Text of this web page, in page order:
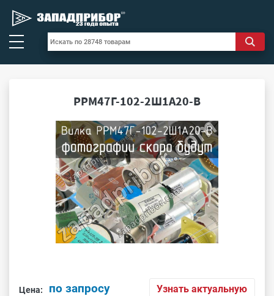
РРМ47Г-102-2Ш1А20-В
Цена: по запросу
Узнать актуальную